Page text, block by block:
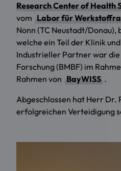
Research Center of Health
vom Labor für
Nonn (TC Neustadt/
welche ein Teil der Klinik
Industrieller Partner war
Forschung (BMBF) im
Rahmen von BayWISS .
Abgeschlossen hat Herr Dr.
erfolgreichen Verteidigung